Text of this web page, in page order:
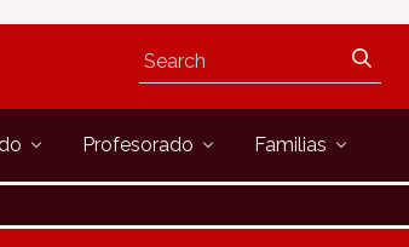
Profesorado Familias